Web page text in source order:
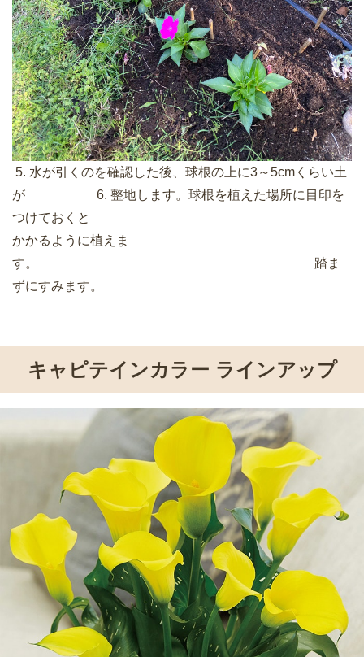
5. 水が引くのを確認した後、球根の上に3～5cmくらい土
が 6. 整地します。球根を植えた場所に目印を
つけておくと
かかるように植えま
す。 踏ま
ずにすみます。
キャピテインカラー ラインアップ